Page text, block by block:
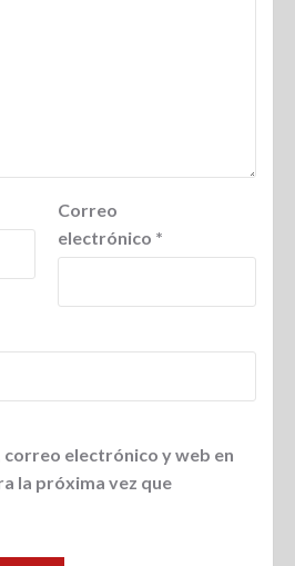
Correo
electrónico *
correo electrónico y web en
la próxima vez que